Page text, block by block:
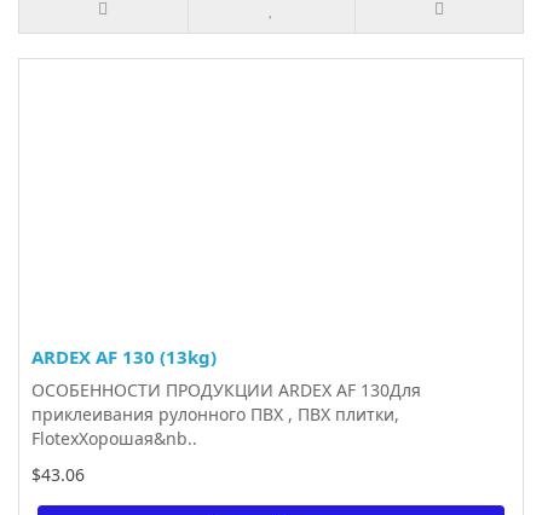
ARDEX AF 130 (13kg)
ОСОБЕННОСТИ ПРОДУКЦИИ ARDEX AF 130Для
приклеивания рулонного ПВХ , ПВХ плитки,
FlotexХорошая&nb..
$43.06